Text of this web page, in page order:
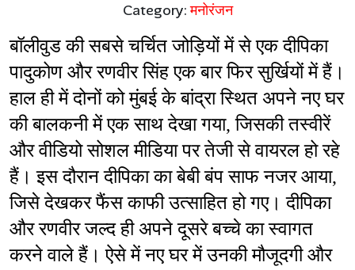
Category:मनोरंजन
बॉलीवुड की सबसे चर्चित जोड़ियों में से एक दीपिका
पादुकोण और रणवीर सिंह एक बार फिर सुर्खियों में हैं।
हाल ही में दोनों को मुंबई के बांद्रा स्थित अपने नए घर
की बालकनी में एक साथ देखा गया, जिसकी तस्वीरें
और वीडियो सोशल मीडिया पर तेजी से वायरल हो रहे
हैं। इस दौरान दीपिका का बेबी बंप साफ नजर आया,
जिसे देखकर फैंस काफी उत्साहित हो गए। दीपिका
और रणवीर जल्द ही अपने दूसरे बच्चे का स्वागत
करने वाले हैं। ऐसे में नए घर में उनकी मौजूदगी और